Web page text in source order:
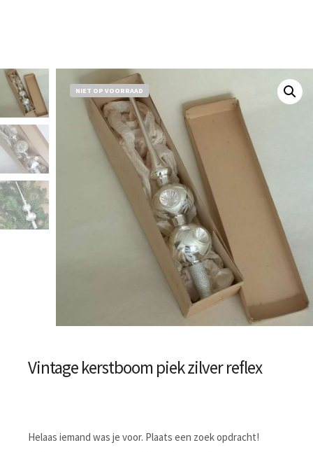
NIET OP VOORRAAD
Vintage kerstboom piek zilver reflex
Helaas iemand was je voor. Plaats een zoek opdracht!